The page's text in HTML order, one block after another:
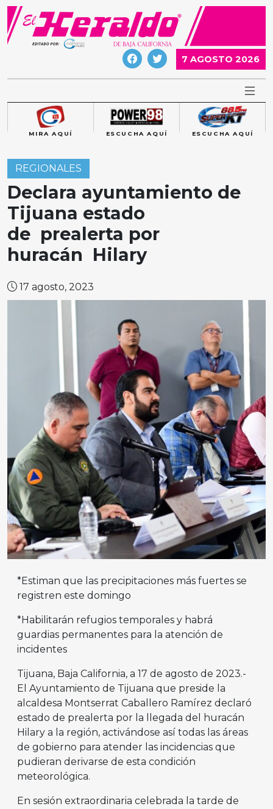
Skip
content
7 AGOSTO 2026
MIRA AQUÍ ESCUCHA AQUÍ ESCUCHA AQUÍ
REGIONALES
Declara ayuntamiento de
Tijuana estado
de prealerta por
huracán Hilary
17 agosto, 2023
*Estiman que las precipitaciones más fuertes se
registren este domingo
*Habilitarán refugios temporales y habrá
guardias permanentes para la atención de
incidentes
Tijuana, Baja California, a 17 de agosto de 2023.-
El Ayuntamiento de Tijuana que preside la
alcaldesa Montserrat Caballero Ramírez declaró
estado de prealerta por la llegada del huracán
Hilary a la región, activándose así todas las áreas
de gobierno para atender las incidencias que
pudieran derivarse de esta condición
meteorológica.
En sesión extraordinaria celebrada la tarde de